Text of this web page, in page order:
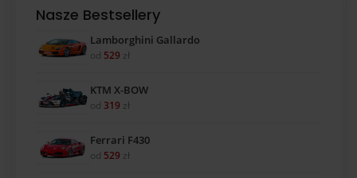
Nasze Bestsellery
Lamborghini Gallardo
od 529 zł
KTM X-BOW
od 319 zł
Ferrari F430
od 529 zł